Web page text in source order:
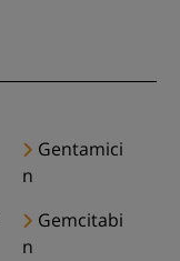
Gentamici
n
Gemcitabi
n